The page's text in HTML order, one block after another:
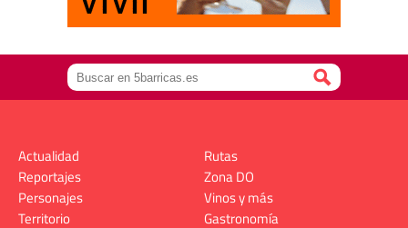
Actualidad
Reportajes
Personajes
Territorio
Rutas
Zona DO
Vinos y más
Gastronomía